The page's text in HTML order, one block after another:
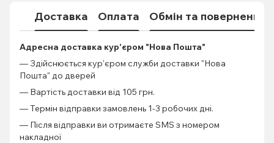
Доставка Оплата Обмін та повернення
Адресна доставка кур'єром "Нова Пошта"
— Здійснюється кур'єром служби доставки "Нова
Пошта" до дверей
— Вартість доставки від 105 грн.
— Термін відправки замовлень 1-3 робочих дні.
— Після відправки ви отримаєте SMS з номером
накладної